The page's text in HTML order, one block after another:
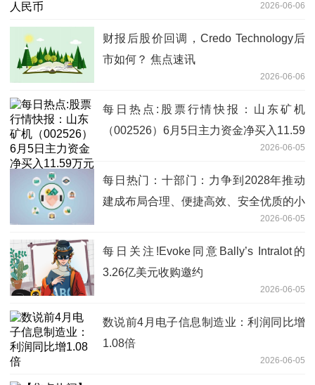
2026-06-06
财报后股价回调，Credo Technology后
市如何？ 焦点速讯
2026-06-06
每日热点:股票行情快报：山东矿机
（002526）6月5日主力资金净买入11.59
2026-06-05
每日热门：十部门：力争到2028年推动
建成布局合理、便捷高效、安全优质的小
2026-06-05
每日关注!Evoke同意Bally’s Intralot的
3.26亿美元收购邀约
2026-06-05
数说前4月电子信息制造业：利润同比增
1.08倍
2026-06-05